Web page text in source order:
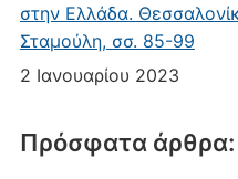
στην Ελλάδα.
Σταμούλη, σσ. 85-99
2 Ιανουαρίου 2023
Πρόσφατα άρθρα: